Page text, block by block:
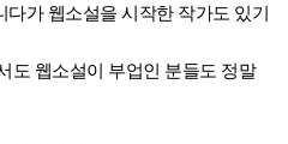
가 웹소설을 시작한 작가도 있기
도 웹소설이 부업인 분들도 정말